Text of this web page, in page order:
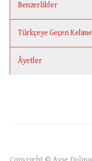
Benzerlikler
Türkçeye Geçen
Âyetler